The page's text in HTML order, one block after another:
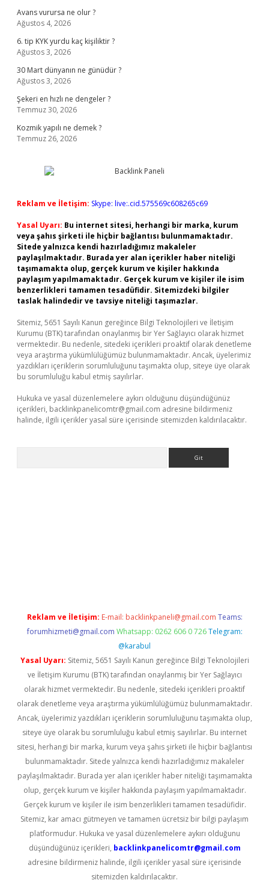
Avans vurursa ne olur ?
Ağustos 4, 2026
6. tip KYK yurdu kaç kişiliktir ?
Ağustos 3, 2026
30 Mart dünyanın ne günüdür ?
Ağustos 3, 2026
Şekeri en hızlı ne dengeler ?
Temmuz 30, 2026
Kozmik yapılı ne demek ?
Temmuz 26, 2026
Reklam ve İletişim: Skype: live:.cid.575569c608265c69
Yasal Uyarı: Bu internet sitesi, herhangi bir marka, kurum
veya şahıs şirketi ile hiçbir bağlantısı bulunmamaktadır.
Sitede yalnızca kendi hazırladığımız makaleler
paylaşılmaktadır. Burada yer alan içerikler haber niteliği
taşımamakta olup, gerçek kurum ve kişiler hakkında
paylaşım yapılmamaktadır. Gerçek kurum ve kişiler ile isim
benzerlikleri tamamen tesadüfidir. Sitemizdeki bilgiler
taslak halindedir ve tavsiye niteliği taşımazlar.
Sitemiz, 5651 Sayılı Kanun gereğince Bilgi Teknolojileri ve İletişim
Kurumu (BTK) tarafından onaylanmış bir Yer Sağlayıcı olarak hizmet
vermektedir. Bu nedenle, sitedeki içerikleri proaktif olarak denetleme
veya araştırma yükümlülüğümüz bulunmamaktadır. Ancak, üyelerimiz
yazdıkları içeriklerin sorumluluğunu taşımakta olup, siteye üye olarak
bu sorumluluğu kabul etmiş sayılırlar.
Hukuka ve yasal düzenlemelere aykırı olduğunu düşündüğünüz
içerikleri, backlinkpanelicomtr@gmail.com adresine bildirmeniz
halinde, ilgili içerikler yasal süre içerisinde sitemizden kaldırılacaktır.
Reklam ve İletişim: E-mail: backlinkpaneli@gmail.com Teams:
forumhizmeti@gmail.com Whatsapp: 0262 606 0 726 Telegram:
@karabul
Yasal Uyarı: Sitemiz, 5651 Sayılı Kanun gereğince Bilgi Teknolojileri
ve İletişim Kurumu (BTK) tarafından onaylanmış bir Yer Sağlayıcı
olarak hizmet vermektedir. Bu nedenle, sitedeki içerikleri proaktif
olarak denetleme veya araştırma yükümlülüğümüz bulunmamaktadır.
Ancak, üyelerimiz yazdıkları içeriklerin sorumluluğunu taşımakta olup,
siteye üye olarak bu sorumluluğu kabul etmiş sayılırlar. Bu internet
sitesi, herhangi bir marka, kurum veya şahıs şirketi ile hiçbir bağlantısı
bulunmamaktadır. Sitede yalnızca kendi hazırladığımız makaleler
paylaşılmaktadır. Burada yer alan içerikler haber niteliği taşımamakta
olup, gerçek kurum ve kişiler hakkında paylaşım yapılmamaktadır.
Gerçek kurum ve kişiler ile isim benzerlikleri tamamen tesadüfidir.
Sitemiz, kar amacı gütmeyen ve tamamen ücretsiz bir bilgi paylaşım
platformudur. Hukuka ve yasal düzenlemelere aykırı olduğunu
düşündüğünüz içerikleri, backlinkpanelicomtr@gmail.com
adresine bildirmeniz halinde, ilgili içerikler yasal süre içerisinde
sitemizden kaldırılacaktır.